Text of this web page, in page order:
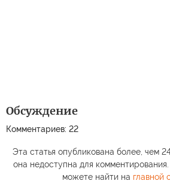
Обсуждение
Комментариев: 22
Эта статья опубликована более, чем
она недоступна для
можете найти на главной